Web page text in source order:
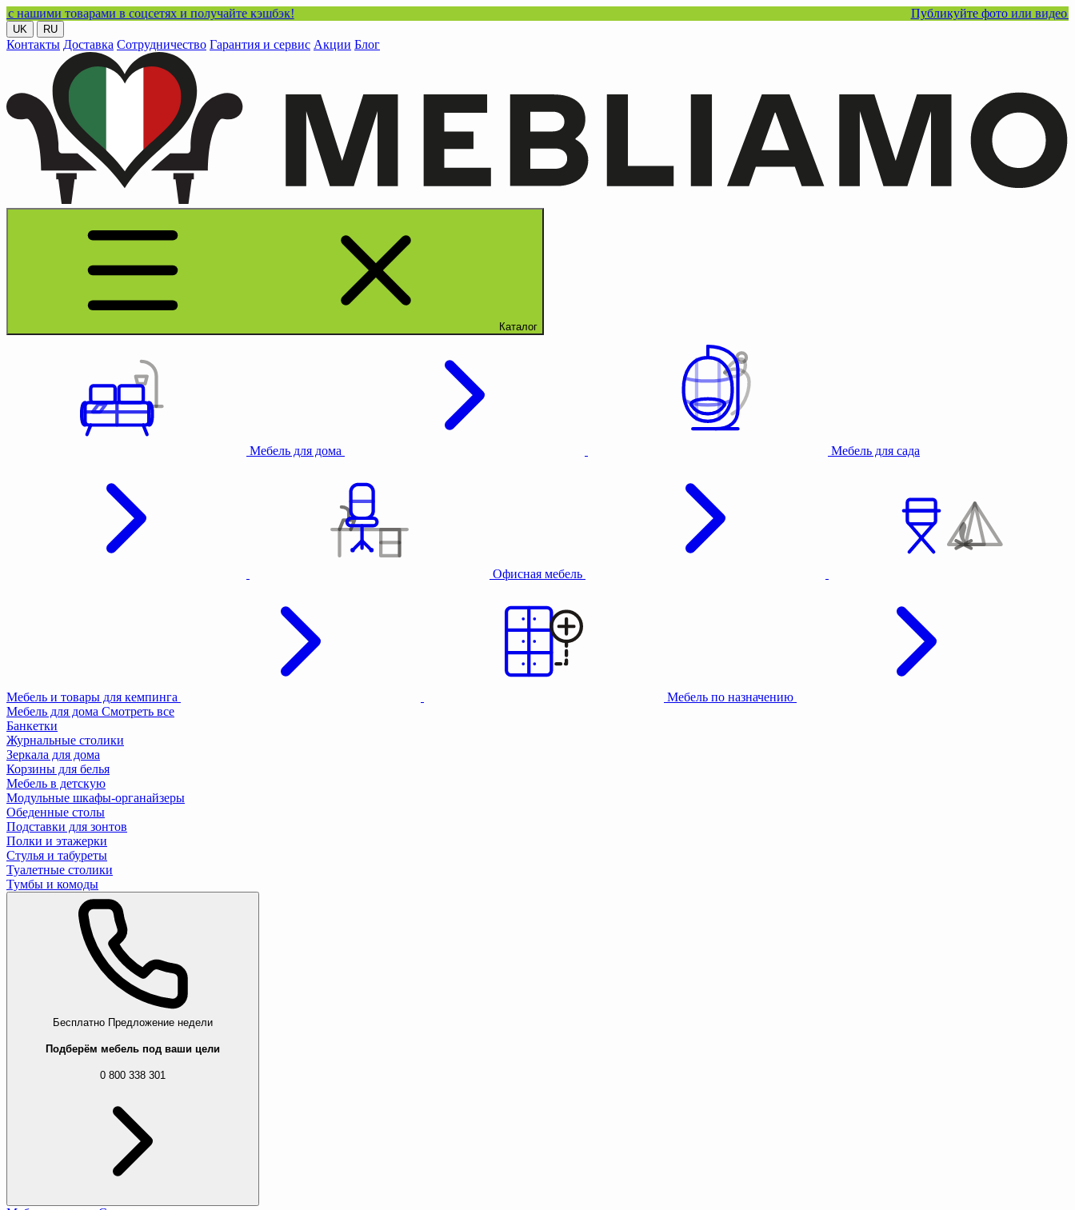
в соцсетях и получайте кэшбэк! Публикуйте фото или видео с нашими
UK RU
Контакты Доставка Сотрудничество Гарантия и сервис Акции Блог
Каталог
Мебель для дома Мебель для сада
Офисная мебель
Мебель и товары для кемпинга
Мебель по назначению
Мебель для дома Смотреть все
Банкетки
Журнальные столики
Зеркала для дома
Корзины для белья
Мебель в детскую
Модульные шкафы-органайзеры
Обеденные столы
Подставки для зонтов
Полки и этажерки
Стулья и табуреты
Туалетные столики
Тумбы и комоды
Бесплатно Предложение недели
Подберём мебель под ваши цели
0 800 338 301